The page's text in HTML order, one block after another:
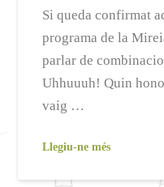
Si queda confirmat
programa de la
parlar de
Uhhuuuh! Quin
vaig …
Llegiu-ne més